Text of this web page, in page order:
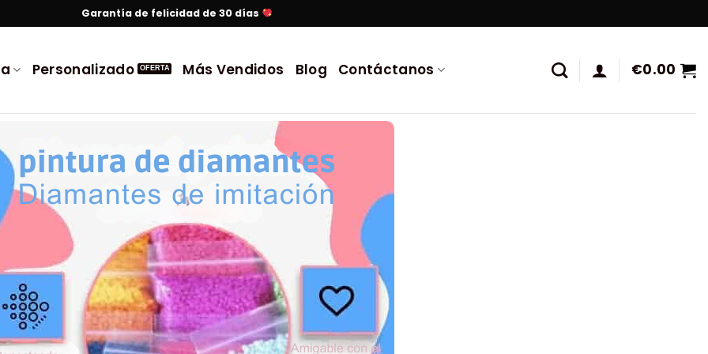
Garantía de felicidad de 30 días
Personalizado Más Vendidos Blog Contáctanos €0.00